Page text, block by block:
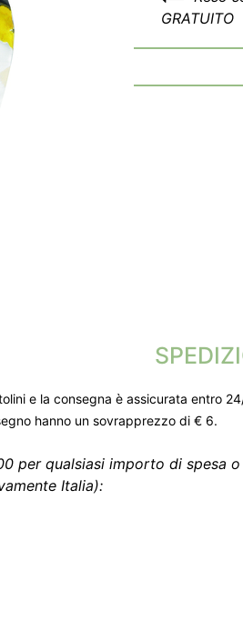
GRATUITO
e la consegna è assicurata entro
hanno un sovrapprezzo di € 6.
per qualsiasi importo di spesa
Italia):